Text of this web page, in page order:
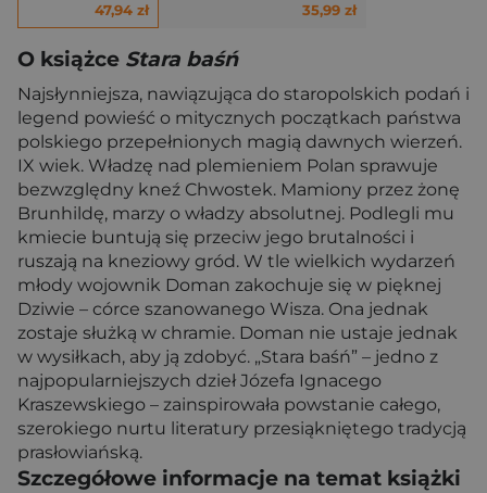
47,94 zł 35,99 zł
O książce Stara baśń
Najsłynniejsza, nawiązująca do staropolskich podań i
legend powieść o mitycznych początkach państwa
polskiego przepełnionych magią dawnych wierzeń.
IX wiek. Władzę nad plemieniem Polan sprawuje
bezwzględny kneź Chwostek. Mamiony przez żonę
Brunhildę, marzy o władzy absolutnej. Podlegli mu
kmiecie buntują się przeciw jego brutalności i
ruszają na kneziowy gród. W tle wielkich wydarzeń
młody wojownik Doman zakochuje się w pięknej
Dziwie – córce szanowanego Wisza. Ona jednak
zostaje służką w chramie. Doman nie ustaje jednak
w wysiłkach, aby ją zdobyć. „Stara baśń” – jedno z
najpopularniejszych dzieł Józefa Ignacego
Kraszewskiego – zainspirowała powstanie całego,
szerokiego nurtu literatury przesiąkniętego tradycją
prasłowiańską.
Szczegółowe informacje na temat książki